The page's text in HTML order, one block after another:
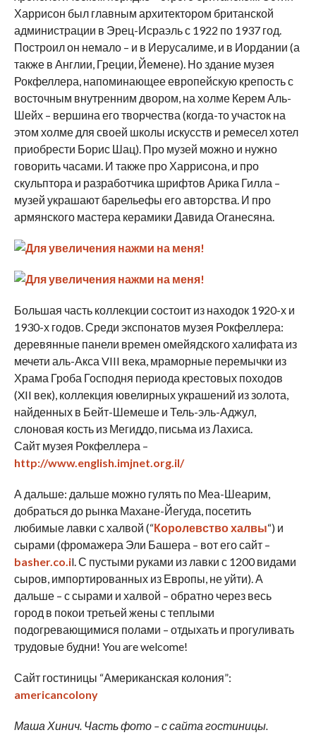
Харрисон был главным архитектором британской
администрации в Эрец-Исраэль с 1922 по 1937 год.
Построил он немало – и в Иерусалиме, и в Иордании (а
также в Англии, Греции, Йемене). Но здание музея
Рокфеллера, напоминающее европейскую крепость с
восточным внутренним двором, на холме Керем Аль-
Шейх – вершина его творчества (когда-то участок на
этом холме для своей школы искусств и ремесел хотел
приобрести Борис Шац). Про музей можно и нужно
говорить часами. И также про Харрисона, и про
скульптора и разработчика шрифтов Арика Гилла –
музей украшают барельефы его авторства. И про
армянского мастера керамики Давида Оганесяна.
Большая часть коллекции состоит из находок 1920-х и
1930-х годов. Среди экспонатов музея Рокфеллера:
деревянные панели времен омейядского халифата из
мечети аль-Акса VIII века, мраморные перемычки из
Храма Гроба Господня периода крестовых походов
(XII век), коллекция ювелирных украшений из золота,
найденных в Бейт-Шемеше и Тель-эль-Аджул,
слоновая кость из Мегиддо, письма из Лахиса.
Сайт музея Рокфеллера –
http://www.english.imjnet.org.il/
А дальше: дальше можно гулять по Меа-Шеарим,
добраться до рынка Махане-Йегуда, посетить
любимые лавки с халвой (“Королевство халвы“) и
сырами (фромажера Эли Башера – вот его сайт –
basher.co.il. С пустыми руками из лавки с 1200 видами
сыров, импортированных из Европы, не уйти). А
дальше – с сырами и халвой – обратно через весь
город в покои третьей жены с теплыми
подогревающимися полами – отдыхать и прогуливать
трудовые будни! You are welcome!
Сайт гостиницы “Американская колония”:
americancolony
Маша Хинич. Часть фото – с сайта гостиницы.